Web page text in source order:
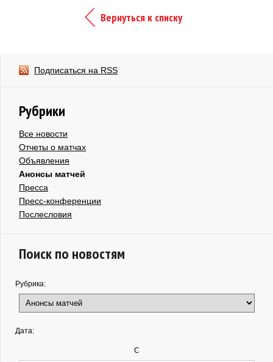
Вернуться к списку
Подписаться на RSS
Рубрики
Все новости
Отчеты о матчах
Объявления
Анонсы матчей
Пресса
Пресс-конференции
Послесловия
Поиск по новостям
Рубрика:
Дата:
С